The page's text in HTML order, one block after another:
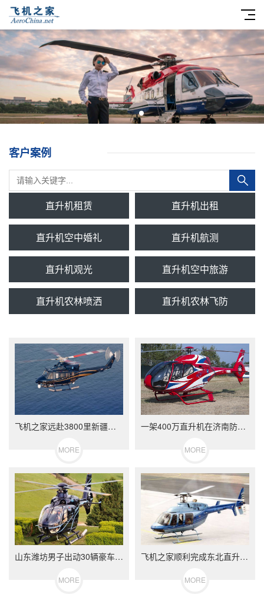
客户案例
直升机租赁 直升机出租
直升机空中婚礼 直升机航测
直升机观光 直升机空中旅游
直升机农林喷洒 直升机农林飞防
飞机之家远赴3800里新疆进行棉花飞防作业
MORE
一架400万直升机在济南防治美国白蛾
MORE
山东潍坊男子出动30辆豪车2架直升机迎亲50多名闺蜜整齐排到新娘村口
MORE
飞机之家顺利完成东北直升机航空测绘
MORE